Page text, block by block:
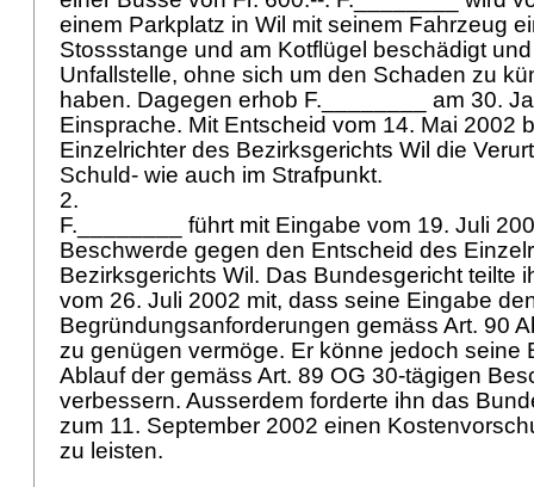
einem Parkplatz in Wil mit seinem Fahrzeug
Stossstange und am Kotflügel beschädigt
Unfallstelle, ohne sich um den Schaden zu
haben. Dagegen erhob F.________ am 30.
Einsprache. Mit Entscheid vom 14. Mai 2002
Einzelrichter des Bezirksgerichts Wil die
Schuld- wie auch im Strafpunkt.
2.
F.________ führt mit Eingabe vom 19. Juli
Beschwerde gegen den Entscheid des
Bezirksgerichts Wil. Das Bundesgericht teilte
vom 26. Juli 2002 mit, dass seine Eingabe
Begründungsanforderungen gemäss Art. 90
zu genügen vermöge. Er könne jedoch seine
Ablauf der gemäss Art. 89 OG 30-tägigen
verbessern. Ausserdem forderte ihn das
zum 11. September 2002 einen
zu leisten.